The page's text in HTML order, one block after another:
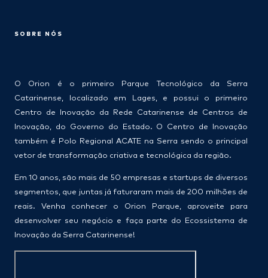
SOBRE NÓS
O Orion é o primeiro Parque Tecnológico da Serra
Catarinense, localizado em Lages, e possui o primeiro
Centro de Inovação da Rede Catarinense de Centros de
Inovação, do Governo do Estado. O Centro de Inovação
também é Polo Regional ACATE na Serra sendo o principal
vetor de transformação criativa e tecnológica da região.
Em 10 anos, são mais de 50 empresas e startups de diversos
segmentos, que juntas já faturaram mais de 200 milhões de
reais. Venha conhecer o Orion Parque, aproveite para
desenvolver seu negócio e faça parte do Ecossistema de
Inovação da Serra Catarinense!